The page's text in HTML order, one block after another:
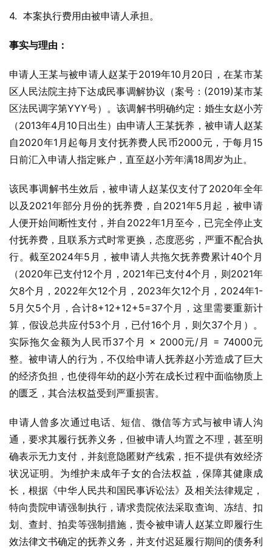
4.  本案执行费用由被申请人承担。
事实与理由：
申请人王某与被申请人赵某于2019年10月20日，在某市某
区人民法院主持下达成民事调解协议（案号：(2019)某市某
区法民调字第YYY号）。该调解书明确约定：婚生女赵小芳
（2013年4月10日出生）由申请人王某抚养，被申请人赵某
自2020年1月起每月支付抚养费人民币2000元，于每月15
日前汇入申请人指定账户，直至赵小芳年满18周岁为止。
该民事调解书生效后，被申请人赵某仅支付了2020年全年
以及2021年部分月份的抚养费，自2021年5月起，被申请
人便开始间断性支付，并自2022年1月至今，已完全停止支
付抚养费，且联系方式时常更换，态度恶劣，严重不配合执
行。截至2024年5月，被申请人共拖欠抚养费累计40个月
（2020年已支付12个月，2021年已支付4个月，则2021年
欠8个月，2022年欠12个月，2023年欠12个月，2024年1-
5月欠5个月，合计8+12+12+5=37个月，这里需要重新计
算，假设总共应付53个月，已付16个月，则欠37个月）。
实际拖欠金额为人民币37个月 × 2000元/月 = 74000元
整。被申请人的行为，不仅给申请人抚养赵小芳造成了巨大
的经济负担，也使得年幼的赵小芳在成长过程中面临物质上
的匮乏，其合法权益受到严重损害。
申请人曾多次通过电话、短信、微信等方式与被申请人沟
通，要求其履行抚养义务，但被申请人均置之不理，甚至明
确表示无力支付，并刻意隐匿财产线索，拒不提供有效经济
状况证明。为维护未成年子女的合法权益，保障其健康成
长，根据《中华人民共和国民事诉讼法》及相关法律规定，
特向贵院申请强制执行，请求贵院依法采取查询、冻结、扣
划、查封、拍卖等强制措施，责令被申请人赵某立即履行生
效法律文书确定的抚养义务，并支付迟延履行期间的债务利